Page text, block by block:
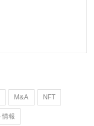
M&A NFT
情報